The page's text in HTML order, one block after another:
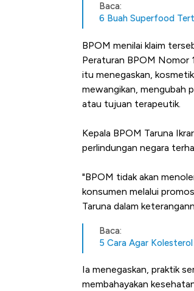
Baca:
6 Buah Superfood
BPOM menilai klaim
Peraturan BPOM Nomor
itu menegaskan,
mewangikan, mengubah
atau tujuan terapeutik.
Kepala BPOM Taruna
perlindungan negara
"BPOM tidak akan
konsumen melalui
Taruna dalam
Baca:
5 Cara Agar
Ia menegaskan, praktik
membahayakan